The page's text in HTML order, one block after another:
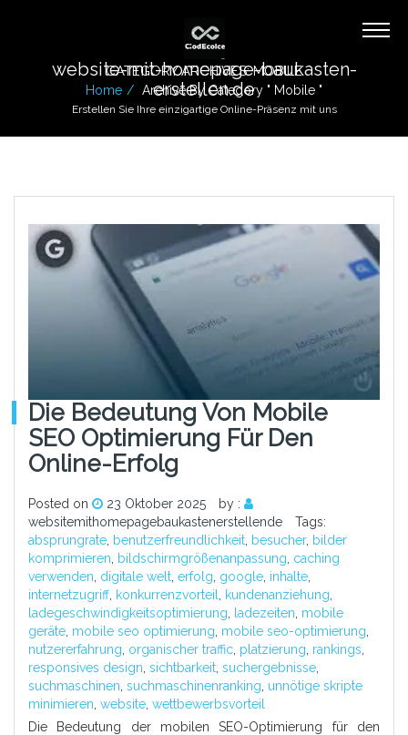
website-mit-homepage-baukasten-
erstellen.de
Erstellen Sie Ihre einzigartige Online-Präsenz mit uns
CATEGORY ARCHIVES: MOBILE
Home Archive By Category " Mobile "
Die Bedeutung Von Mobile
SEO Optimierung Für Den
Online-Erfolg
Posted on 23 Oktober 2025
by :
websitemithomepagebaukastenerstellende
Tags:
absprungrate benutzerfreundlichkeit besucher, bilder
komprimieren
bildschirmgrößenanpassung caching
verwenden digitale welt erfolg google inhalte
internetzugriff, konkurrenzvorteil kundenanziehung
ladegeschwindigkeitsoptimierung
ladezeiten mobile
geräte mobile seo optimierung mobile seo-optimierung
nutzererfahrung organischer traffic platzierung rankings
responsives design sichtbarkeit suchergebnisse
suchmaschinen suchmaschinenranking unnötige skripte
minimieren website wettbewerbsvorteil
Die Bedeutung der mobilen SEO-Optimierung für den